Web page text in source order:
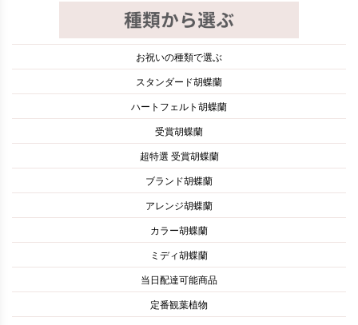
お祝いの種類で選ぶ
スタンダード胡蝶蘭
ハートフェルト胡蝶蘭
受賞胡蝶蘭
超特選 受賞胡蝶蘭
ブランド胡蝶蘭
アレンジ胡蝶蘭
カラー胡蝶蘭
ミディ胡蝶蘭
当日配達可能商品
定番観葉植物